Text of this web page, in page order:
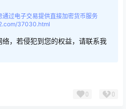
通过电子交易提供直接加密货币服务
37030.html
，若侵犯到您的权益，请联系我
0 0